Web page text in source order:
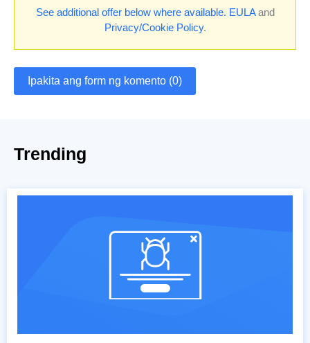
See additional offer below where available. EULAand
Privacy/Cookie Policy.
Ipakita ang form ng komento (0)
Trending